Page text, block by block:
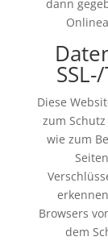
dann
Diese
zum
wie zum
Browsers
dem